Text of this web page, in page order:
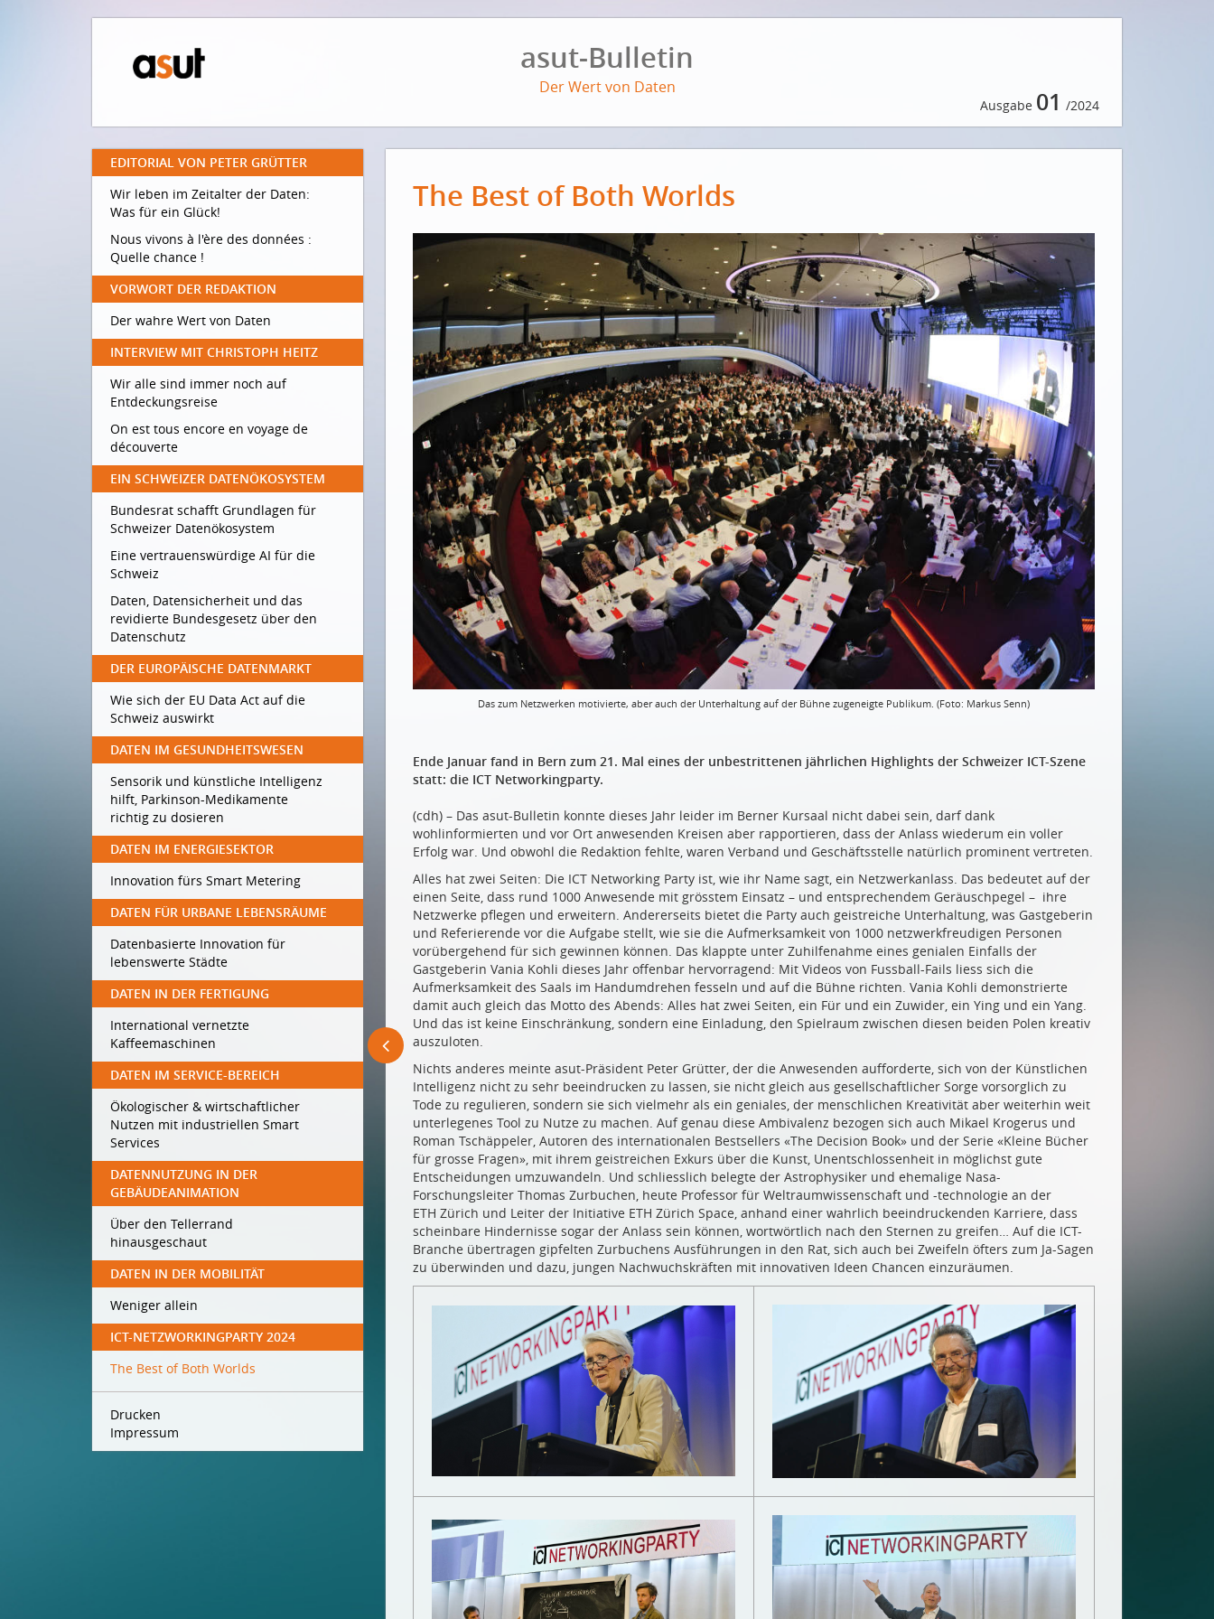
asut-Bulletin
Der Wert von Daten
Ausgabe 01 /2024
EDITORIAL VON PETER GRÜTTER
Wir leben im Zeitalter der Daten:
Was für ein Glück!
Nous vivons à l'ère des données :
Quelle chance !
VORWORT DER REDAKTION
Der wahre Wert von Daten
INTERVIEW MIT CHRISTOPH HEITZ
Wir alle sind immer noch auf
Entdeckungsreise
On est tous encore en voyage de
découverte
EIN SCHWEIZER DATENÖKOSYSTEM
Bundesrat schafft Grundlagen für
Schweizer Datenökosystem
Eine vertrauenswürdige AI für die
Schweiz
Daten, Datensicherheit und das
revidierte Bundesgesetz über den
Datenschutz
DER EUROPÄISCHE DATENMARKT
Wie sich der EU Data Act auf die
Schweiz auswirkt
DATEN IM GESUNDHEITSWESEN
Sensorik und künstliche Intelligenz
hilft, Parkinson-Medikamente
richtig zu dosieren
DATEN IM ENERGIESEKTOR
Innovation fürs Smart Metering
DATEN FÜR URBANE LEBENSRÄUME
Datenbasierte Innovation für
lebenswerte Städte
DATEN IN DER FERTIGUNG
International vernetzte
Kaffeemaschinen
DATEN IM SERVICE-BEREICH
Ökologischer & wirtschaftlicher
Nutzen mit industriellen Smart
Services
DATENNUTZUNG IN DER
GEBÄUDEANIMATION
Über den Tellerrand
hinausgeschaut
DATEN IN DER MOBILITÄT
Weniger allein
ICT-NETZWORKINGPARTY 2024
The Best of Both Worlds
Drucken
Impressum
The Best of Both Worlds
Das zum Netzwerken motivierte, aber auch der Unterhaltung auf der Bühne zugeneigte Publikum. (Foto: Markus Senn)
Ende Januar fand in Bern zum 21. Mal eines der unbestrittenen jährlichen Highlights der Schweizer ICT-Szene
statt: die ICT Networkingparty.
(cdh) – Das asut-Bulletin konnte dieses Jahr leider im Berner Kursaal nicht dabei sein, darf dank
wohlinformierten und vor Ort anwesenden Kreisen aber rapportieren, dass der Anlass wiederum ein voller
Erfolg war. Und obwohl die Redaktion fehlte, waren Verband und Geschäftsstelle natürlich prominent vertreten.
Alles hat zwei Seiten: Die ICT Networking Party ist, wie ihr Name sagt, ein Netzwerkanlass. Das bedeutet auf der
einen Seite, dass rund 1000 Anwesende mit grösstem Einsatz – und entsprechendem Geräuschpegel – ihre
Netzwerke pflegen und erweitern. Andererseits bietet die Party auch geistreiche Unterhaltung, was Gastgeberin
und Referierende vor die Aufgabe stellt, wie sie die Aufmerksamkeit von 1000 netzwerkfreudigen Personen
vorübergehend für sich gewinnen können. Das klappte unter Zuhilfenahme eines genialen Einfalls der
Gastgeberin Vania Kohli dieses Jahr offenbar hervorragend: Mit Videos von Fussball-Fails liess sich die
Aufmerksamkeit des Saals im Handumdrehen fesseln und auf die Bühne richten. Vania Kohli demonstrierte
damit auch gleich das Motto des Abends: Alles hat zwei Seiten, ein Für und ein Zuwider, ein Ying und ein Yang.
Und das ist keine Einschränkung, sondern eine Einladung, den Spielraum zwischen diesen beiden Polen kreativ
auszuloten.
Nichts anderes meinte asut-Präsident Peter Grütter, der die Anwesenden aufforderte, sich von der Künstlichen
Intelligenz nicht zu sehr beeindrucken zu lassen, sie nicht gleich aus gesellschaftlicher Sorge vorsorglich zu
Tode zu regulieren, sondern sie sich vielmehr als ein geniales, der menschlichen Kreativität aber weiterhin weit
unterlegenes Tool zu Nutze zu machen. Auf genau diese Ambivalenz bezogen sich auch Mikael Krogerus und
Roman Tschäppeler, Autoren des internationalen Bestsellers «The Decision Book» und der Serie «Kleine Bücher
für grosse Fragen», mit ihrem geistreichen Exkurs über die Kunst, Unentschlossenheit in möglichst gute
Entscheidungen umzuwandeln. Und schliesslich belegte der Astrophysiker und ehemalige Nasa-
Forschungsleiter Thomas Zurbuchen, heute Professor für Weltraumwissenschaft und -technologie an der
ETH Zürich und Leiter der Initiative ETH Zürich Space, anhand einer wahrlich beeindruckenden Karriere, dass
scheinbare Hindernisse sogar der Anlass sein können, wortwörtlich nach den Sternen zu greifen… Auf die ICT-
Branche übertragen gipfelten Zurbuchens Ausführungen in den Rat, sich auch bei Zweifeln öfters zum Ja-Sagen
zu überwinden und dazu, jungen Nachwuchskräften mit innovativen Ideen Chancen einzuräumen.